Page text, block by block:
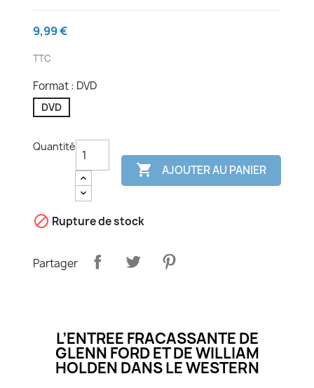
9,99 €
TTC
Format : DVD
DVD
Quantité
 AJOUTER AU PANIER
 Rupture de stock
Partager
L’ENTREE FRACASSANTE DE
GLENN FORD ET DE WILLIAM
HOLDEN DANS LE WESTERN